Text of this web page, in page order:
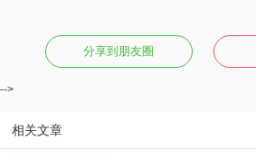
分享到朋友圈
-->
相关文章